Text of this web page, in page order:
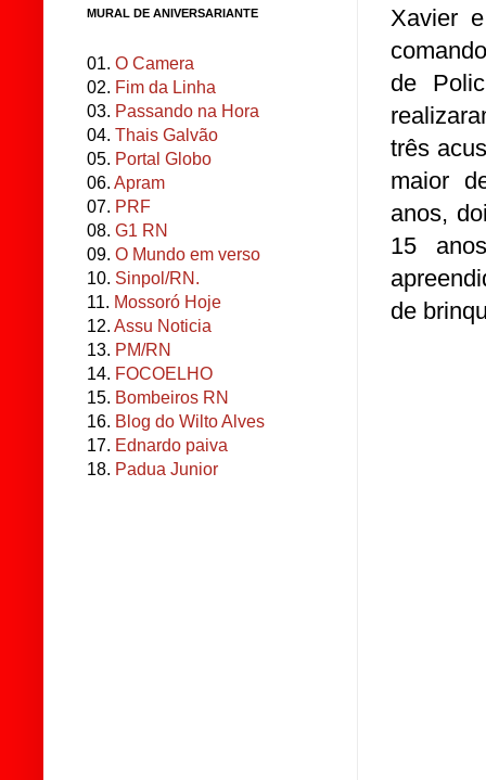
Xavier
de
três
maior
anos,
15
de
MURAL DE ANIVERSARIANTE
01. O Camera
02. Fim da Linha
03. Passando na Hora
04. Thais Galvão
05. Portal Globo
06. Apram
07. PRF
08. G1 RN
09. O Mundo em verso
10. Sinpol/RN.
11. Mossoró Hoje
12. Assu Noticia
13. PM/RN
14. FOCOELHO
15. Bombeiros RN
16. Blog do Wilto Alves
17. Ednardo paiva
18. Padua Junior